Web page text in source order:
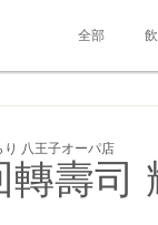
全部
八王子オーパ店
轉壽司